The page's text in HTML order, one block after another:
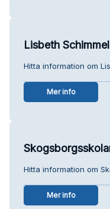
Lisbeth Schimmel
Hitta information om
Mer info
Hitta information om
Mer info